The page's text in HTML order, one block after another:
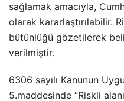
sağlamak amacıyla,
olarak kararlaştırılabilir.
bütünlüğü gözetilerek
verilmiştir.
6306 sayılı Kanunun
5.maddesinde “Riskli